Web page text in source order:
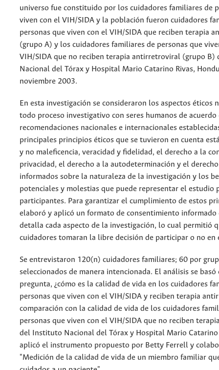
universo fue constituido por los cuidadores familiares de
viven con el VIH/SIDA y la población fueron cuidadores
personas que viven con el VIH/SIDA que reciben terapia
(grupo A) y los cuidadores familiares de personas que
VIH/SIDA que no reciben terapia antirretroviral (grupo
Nacional del Tórax y Hospital Mario Catarino Rivas,
noviembre 2003.
En esta investigación se consideraron los aspectos éticos
todo proceso investigativo con seres humanos de acuerdo
recomendaciones nacionales e internacionales
principales principios éticos que se tuvieron en cuenta
y no maleficencia, veracidad y fidelidad, el derecho a la
privacidad, el derecho a la autodeterminación y el
informados sobre la naturaleza de la investigación y los
potenciales y molestias que puede representar el estudio
participantes. Para garantizar el cumplimiento de estos
elaboró y aplicó un formato de consentimiento informado
detalla cada aspecto de la investigación, lo cual permitió
cuidadores tomaran la libre decisión de participar o no en
Se entrevistaron 120(n) cuidadores familiares; 60 por
seleccionados de manera intencionada. El análisis se
pregunta, ¿cómo es la calidad de vida en los cuidadores
personas que viven con el VIH/SIDA y reciben terapia
comparación con la calidad de vida de los cuidadores
personas que viven con el VIH/SIDA que no reciben
del Instituto Nacional del Tórax y Hospital Mario Catarino
aplicó el instrumento propuesto por Betty Ferrell y
"Medición de la calidad de vida de un miembro familiar